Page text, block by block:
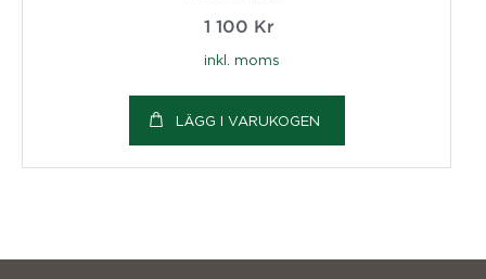
1 100 Kr
inkl. moms
LÄGG I VARUKOGEN